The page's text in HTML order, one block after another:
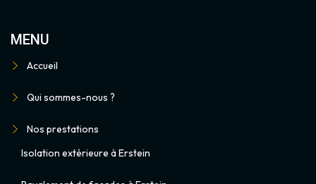
MENU
Accueil
Qui sommes-nous ?
Nos prestations
Isolation extérieure à Erstein